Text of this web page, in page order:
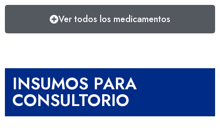
Ver todos los medicamentos
INSUMOS PARA
CONSULTORIO